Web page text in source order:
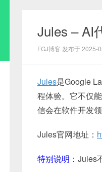
Jules – AI
FGJ博客 发布于 2025-
Jules是Google
程体验。它不仅
信会在软件开发
Jules官网地址：
特别说明： Jules